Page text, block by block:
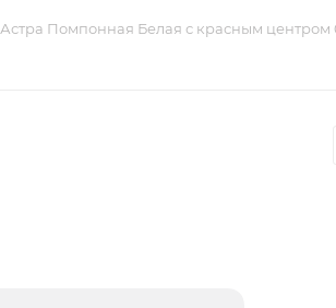
Астра Помпонная Белая с красным центром